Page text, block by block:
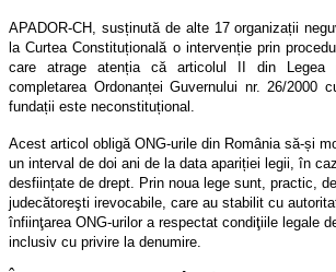
APADOR-CH, susținută de alte 17 organizații
la Curtea Constituțională o intervenție prin
care atrage atenția că articolul II din Legea
completarea Ordonanței Guvernului nr. 26/2000
fundații este neconstituțional.
Acest articol obligă ONG-urile din România să-și
un interval de doi ani de la data apariției legii, în
desființate de drept. Prin noua lege sunt, practic,
judecătoreşti irevocabile, care au stabilit cu
înfiinţarea ONG-urilor a respectat condiţiile legale
inclusiv cu privire la denumire.